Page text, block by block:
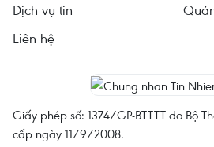
Dịch vụ tin
Liên hệ
Giấy phép số: 1374/GP-BTTTT do Bộ
cấp ngày 11/9/2008.